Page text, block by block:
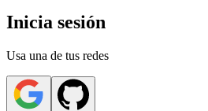
Inicia sesión
Usa una de tus redes